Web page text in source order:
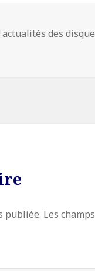
Catégories
actualités des
publiée. Les